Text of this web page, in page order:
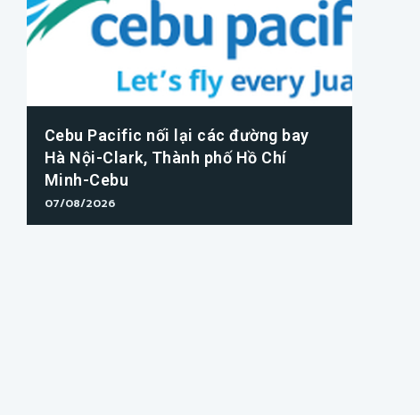
Cebu Pacific nối lại các đường bay
Hà Nội-Clark, Thành phố Hồ Chí
Minh-Cebu
07/08/2026